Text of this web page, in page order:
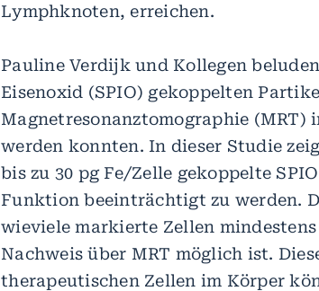
Lymphknoten, erreichen.
Pauline Verdijk und Kollegen
Eisenoxid (SPIO) gekoppelten
Magnetresonanztomographie
werden konnten. In dieser Studie
bis zu 30 pg Fe/Zelle gekoppelte
Funktion beeinträchtigt zu werden.
wieviele markierte Zellen
Nachweis über MRT möglich ist.
therapeutischen Zellen im Körper